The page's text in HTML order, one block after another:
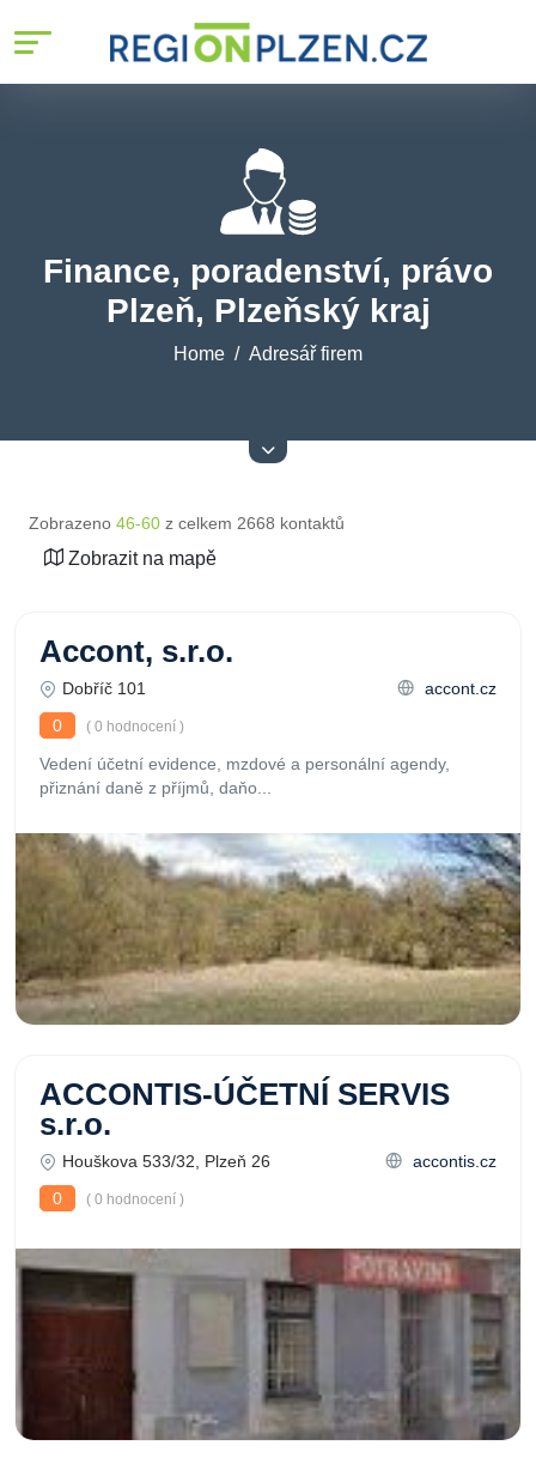
Finance, poradenství, právo
Plzeň, Plzeňský kraj
Home Adresář firem
Zobrazeno 46-60 z celkem 2668 kontaktů
Zobrazit na mapě
Accont, s.r.o.
Dobříč 101
accont.cz
0
( 0 hodnocení )
Vedení účetní evidence, mzdové a personální agendy,
přiznání daně z příjmů, daňo...
ACCONTIS-ÚČETNÍ SERVIS
s.r.o.
Houškova 533/32, Plzeň 26
accontis.cz
0
( 0 hodnocení )